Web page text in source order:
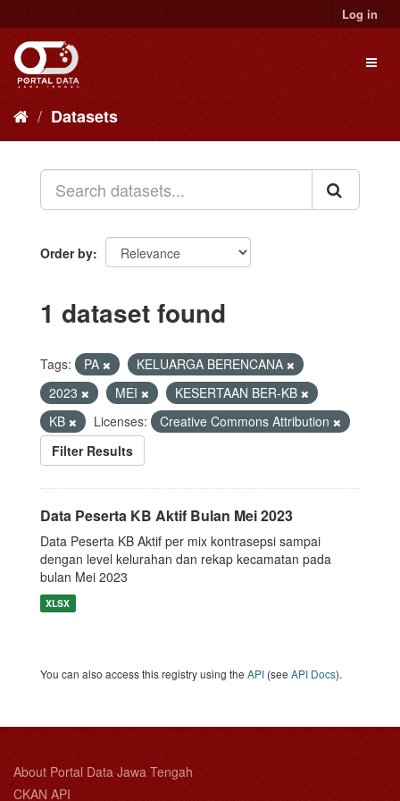
to
content
Log in
Datasets
Order by
1 dataset found
Tags: PA
KELUARGA BERENCANA
2023
MEI
KESERTAAN BER-KB
KB
Licenses:
Creative Commons Attribution
Filter Results
Data Peserta KB Aktif Bulan Mei 2023
Data Peserta KB Aktif per mix kontrasepsi sampai
dengan level kelurahan dan rekap kecamatan pada
bulan Mei 2023
XLSX
You can also access this registry using the API (see API Docs).
About Portal Data Jawa Tengah
CKAN API